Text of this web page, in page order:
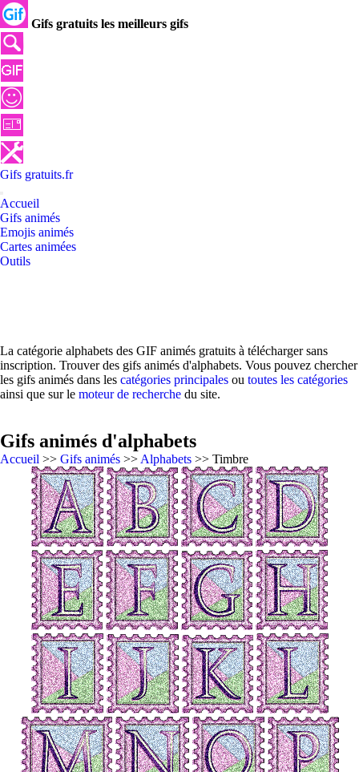
Gifs gratuits les meilleurs gifs
Gifs gratuits.fr
Accueil
Gifs animés
Emojis animés
Cartes animées
Outils
La catégorie alphabets des GIF animés gratuits à télécharger sans
inscription. Trouver des gifs animés d'alphabets. Vous pouvez chercher
les gifs animés dans les catégories principales ou toutes les catégories
ainsi que sur le moteur de recherche du site.
Gifs animés d'alphabets
Accueil >> Gifs animés >> Alphabets >> Timbre